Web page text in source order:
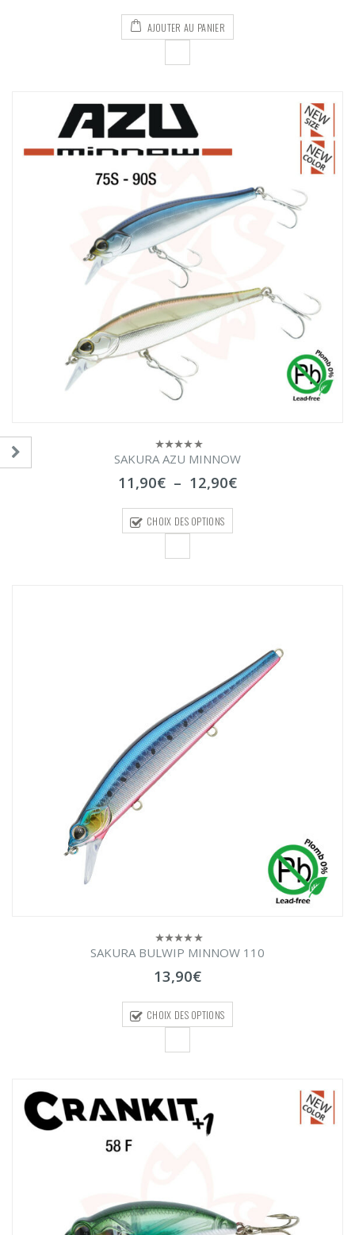
AJOUTER AU PANIER
0
5
SAKURA AZU MINNOW
11,90€ – 12,90€Plage
CHOIX DES OPTIONS
0
5
SAKURA BULWIP MINNOW 110
13,90€
CHOIX DES OPTIONS